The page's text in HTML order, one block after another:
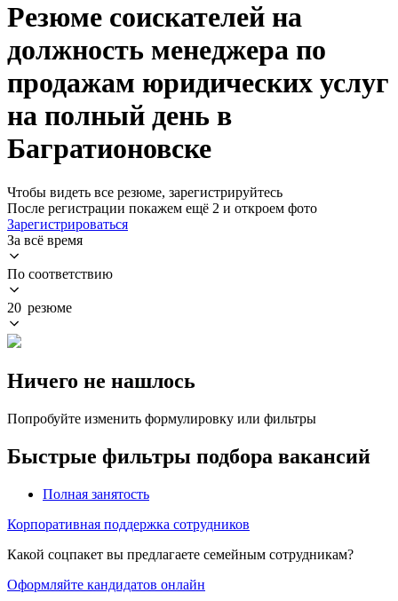
Резюме соискателей на
должность менеджера по
продажам юридических услуг
на полный день в
Багратионовске
Чтобы видеть все резюме, зарегистрируйтесь
После регистрации покажем ещё 2 и откроем фото
Зарегистрироваться
За всё время
По соответствию
20 резюме
Ничего не нашлось
Попробуйте изменить формулировку или фильтры
Быстрые фильтры подбора вакансий
Полная занятость
Корпоративная поддержка сотрудников
Какой соцпакет вы предлагаете семейным сотрудникам?
Оформляйте кандидатов онлайн